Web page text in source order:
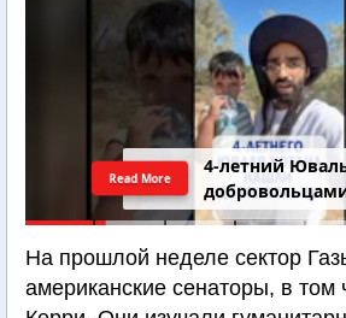
4-летний
Read More
На прошлой неделе сектор
американские сенаторы, в том